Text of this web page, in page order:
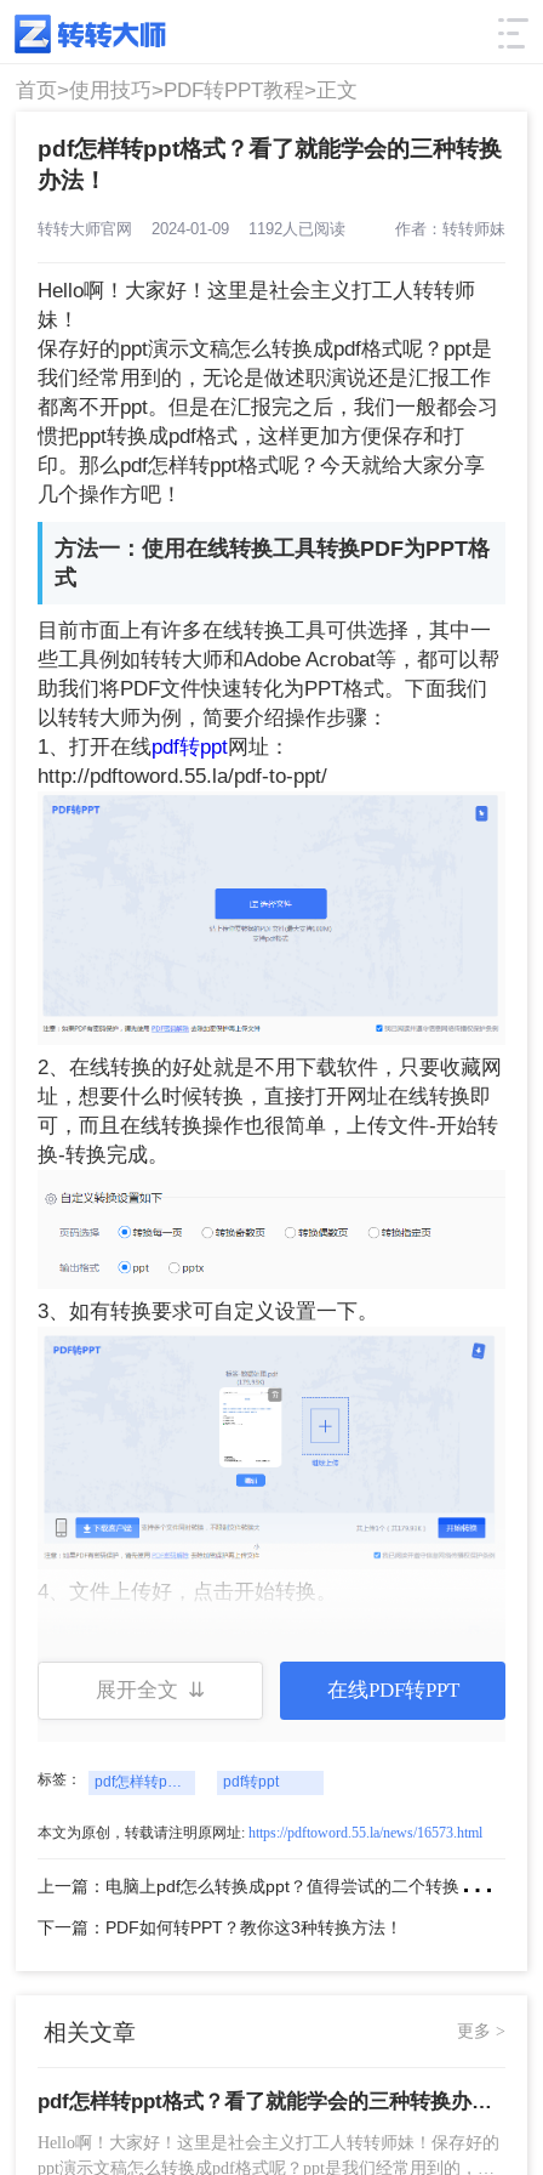
使用技巧 筛选
首页>使用技巧>PDF转PPT教程>正文
pdf怎样转ppt格式？看了就能学会的三种转换
办法！
转转大师官网 2024-01-09 1192人已阅读 作者：转转师妹
Hello啊！大家好！这里是社会主义打工人转转师
妹！
保存好的ppt演示文稿怎么转换成pdf格式呢？ppt是
我们经常用到的，无论是做述职演说还是汇报工作
都离不开ppt。但是在汇报完之后，我们一般都会习
惯把ppt转换成pdf格式，这样更加方便保存和打
印。那么pdf怎样转ppt格式呢？今天就给大家分享
几个操作方吧！
方法一：使用在线转换工具转换PDF为PPT格
式
目前市面上有许多在线转换工具可供选择，其中一
些工具例如转转大师和Adobe Acrobat等，都可以帮
助我们将PDF文件快速转化为PPT格式。下面我们
以转转大师为例，简要介绍操作步骤：
1、打开在线pdf转ppt网址：
http://pdftoword.55.la/pdf-to-ppt/
2、在线转换的好处就是不用下载软件，只要收藏网
址，想要什么时候转换，直接打开网址在线转换即
可，而且在线转换操作也很简单，上传文件-开始转
换-转换完成。
3、如有转换要求可自定义设置一下。
4、文件上传好，点击开始转换。
方法二：使用专业的PDF转换软件转换PDF为
也可以帮助我们实现PDF到PPT的转换。以下是使
1、下载安装转转大师并打开。
展开全文 ⇊ 在线PDF转PPT
标签： pdf怎样转ppt格式 pdf转ppt
本文为原创，转载请注明原网址: https://pdftoword.55.la/news/16573.html
上
一篇：电脑上pdf怎么转换成ppt？值得尝试的二个转换方法！
下一篇：PDF如何转PPT？教你这3种转换方法！
相关文章 更多 >
pdf怎样转ppt格式？看了就能学会的三种转换办法！
Hello啊！大家好！这里是社会主义打工人转转师妹！保存好的
ppt演示文稿怎么转换成pdf格式呢？ppt是我们经常用到的，无